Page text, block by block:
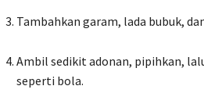
Tambahkan garam, lada bubuk,
Ambil sedikit adonan, pipihkan,
seperti bola.